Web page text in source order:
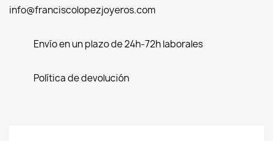
info@franciscolopezjoyeros.com
Envío en un plazo de 24h-72h laborales
Política de devolución